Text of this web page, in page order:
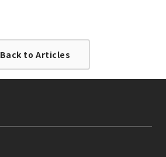
Back to Articles